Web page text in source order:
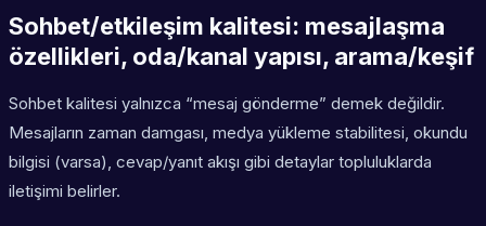
Sohbet/etkileşim kalitesi: mesajlaşma
özellikleri, oda/kanal yapısı, arama/keşif
Sohbet kalitesi yalnızca “mesaj gönderme” demek değildir.
Mesajların zaman damgası, medya yükleme stabilitesi, okundu
bilgisi (varsa), cevap/yanıt akışı gibi detaylar topluluklarda
iletişimi belirler.